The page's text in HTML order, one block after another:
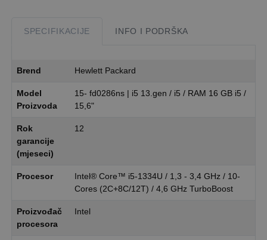
SPECIFIKACIJE INFO I PODRŠKA
Brend Hewlett Packard
Model
Proizvoda
15- fd0286ns | i5 13.gen / i5 / RAM 16 GB i5 /
15,6"
Rok
garancije
(mjeseci)
12
Procesor
Intel® Core™ i5-1334U / 1,3 - 3,4 GHz / 10-
Cores (2C+8C/12T) / 4,6 GHz TurboBoost
Proizvođač
procesora
Intel